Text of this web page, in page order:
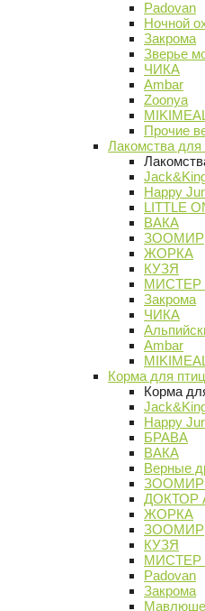
Padovan
Ночной
Закрома
Зверье
ЧИКА
Ambar
Zoonya
Прочие
Лакомства для
Happy
LITTLE
ВАКА
ЗООМИР
ЖОРКА
КУЗЯ
МИСТЕР
Закрома
ЧИКА
Ambar
Корма для птиц
Корма
Happy
БРАВА
ВАКА
Верные
ЗООМИР
ДОКТОР
ЖОРКА
ЗООМИР
КУЗЯ
МИСТЕР
Padovan
Закрома